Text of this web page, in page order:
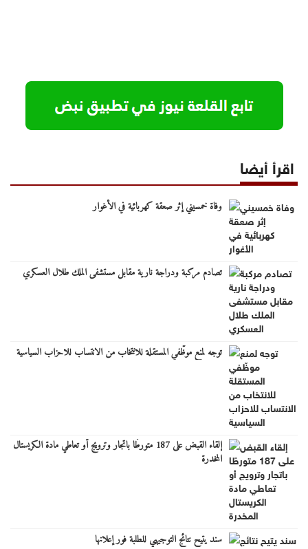
اقرأ أيضا
وفاة خمسيني إثر صعقة كهربائية في الأغوار
تصادم مركبة ودراجة نارية مقابل مستشفى الملك طلال العسكري
توجه لمنع موظّفي المستقلة للانتخاب من الانتساب للاحزاب السياسية
إلقاء القبض على 187 متورطًا باتجار وترويج أو تعاطي مادة الكريستال
المخدرة
سند يتيح نتائج التوجيهي للطلبة فور إعلانها